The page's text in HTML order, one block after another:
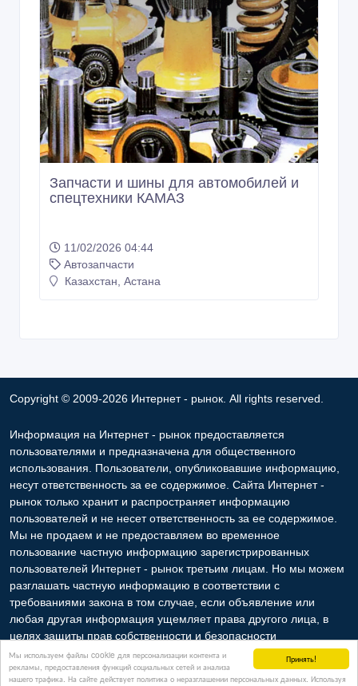
Принять!
Мы используем файлы cookie для персонализации контента и
рекламы, предоставления функций социальных сетей и анализа
нашего трафика. На сайте действует политика о неразглашении персональных данных. Используя
Запчасти и шины для автомобилей и
спецтехники КАМАЗ
11/02/2026 04:44
Автозапчасти
Казахстан, Астана
Copyright © 2009-2026 Интернет - рынок. All rights reserved.
Информация на Интернет - рынок предоставляется
пользователями и предназначена для общественного
использования. Пользователи, опубликовавшие информацию,
несут ответственность за ее содержимое. Сайта Интернет -
рынок только хранит и распространяет информацию
пользователей и не несет ответственность за ее содержимое.
Мы не продаем и не предоставляем во временное
пользование частную информацию зарегистрированных
пользователей Интернет - рынок третьим лицам. Но мы можем
разглашать частную информацию в соответствии с
требованиями закона в том случае, если объявление или
любая другая информация ущемляет права другого лица, в
целях защиты прав собственности и безопасности
пользователей. Мы также не отвечаем за правила
конфиденциальности сайтов, на которые ссылается Интернет -